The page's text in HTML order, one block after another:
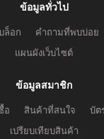
ข้อมูลทั่วไป
ล็อก คำถามที่พบบ่อย
แผนผังเว็บไซต์
ข้อมูลสมาชิก
อ สินค้าที่สนใจ
บัต
เปรียบเทียบสินค้า